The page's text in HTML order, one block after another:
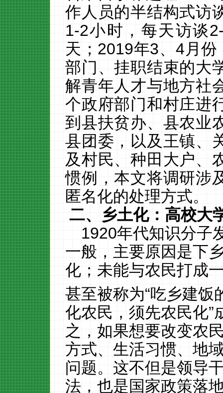
作人员的半结构式访
1-2小时，每天访谈
天；2019年3、4月份
部门、挂职结束的大
解青年人才与地方社
个政府部门和村庄进
到县扶贫办、县农业
县团委，以及王镇、
及村民、种田大户、
惯例，本文将调研涉
匿名化的处理方式。
二、乡土化：高校大
1920年代知识分子
一般，主要原因是下
化；未能与农民打成
甚至被称为“吃乡建饭
化农民，须先农民化”
之，如果想要改变农
方式、生活习惯、地
问题。这不但是领导
法，也是国家政策落